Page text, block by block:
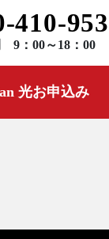
410-953
9：00～18：00
光お申込み